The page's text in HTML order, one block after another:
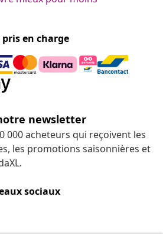
en charge
newsletter
000 acheteurs qui reçoivent les
les promotions saisonnières et
sociaux